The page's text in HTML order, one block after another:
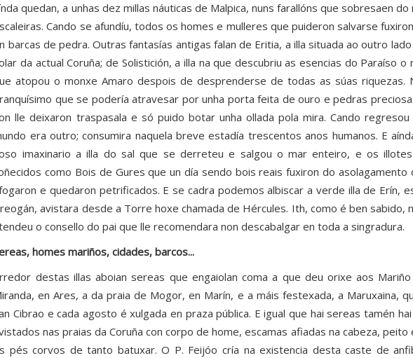
quedan, a unhas dez millas náuticas de Malpica, nuns farallóns que sobresaen
Cando se afundíu, todos os homes e mulleres que puideron salvarse
barcas de pedra. Outras fantasías antigas falan de Eritia, a illa situada ao outro
da actual Coruña; de Solistición, a illa na que descubriu as esencias do Paraíso
atopou o monxe Amaro despois de desprenderse de todas as súas riquezas.
que se podería atravesar por unha porta feita de ouro e pedras
lle deixaron traspasala e só puido botar unha ollada pola mira. Cando
era outro; consumira naquela breve estadía trescentos anos humanos. E
imaxinario a illa do sal que se derreteu e salgou o mar enteiro, e os
como Bois de Gures que un día sendo bois reais fuxiron do asolagamento
e quedaron petrificados. E se cadra podemos albiscar a verde illa de Erín,
avistara desde a Torre hoxe chamada de Hércules. Ith, como é ben sabido,
o consello do pai que lle recomendara non descabalgar en toda a singradura.
homes mariños, cidades, barcos...
destas illas aboian sereas que engaiolan coma a que deu orixe aos
en Ares, a da praia de Mogor, en Marín, e a máis festexada, a Maruxaina,
Cibrao e cada agosto é xulgada en praza pública. E igual que hai sereas tamén
nas praias da Coruña con corpo de home, escamas afiadas na cabeza, peito
pés corvos de tanto batuxar. O P. Feijóo cría na existencia desta caste de